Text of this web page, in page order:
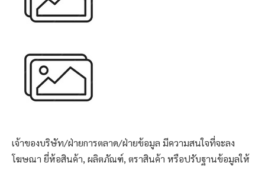
เจ้าของบริษัท/ฝ่ายการตลาด/ฝ่ายข้อมูล มีความสนใจที่จะลง
โฆษณา ยี่ห้อสินค้า, ผลิตภัณฑ์, ตราสินค้า หรือปรับฐานข้อมูลให้